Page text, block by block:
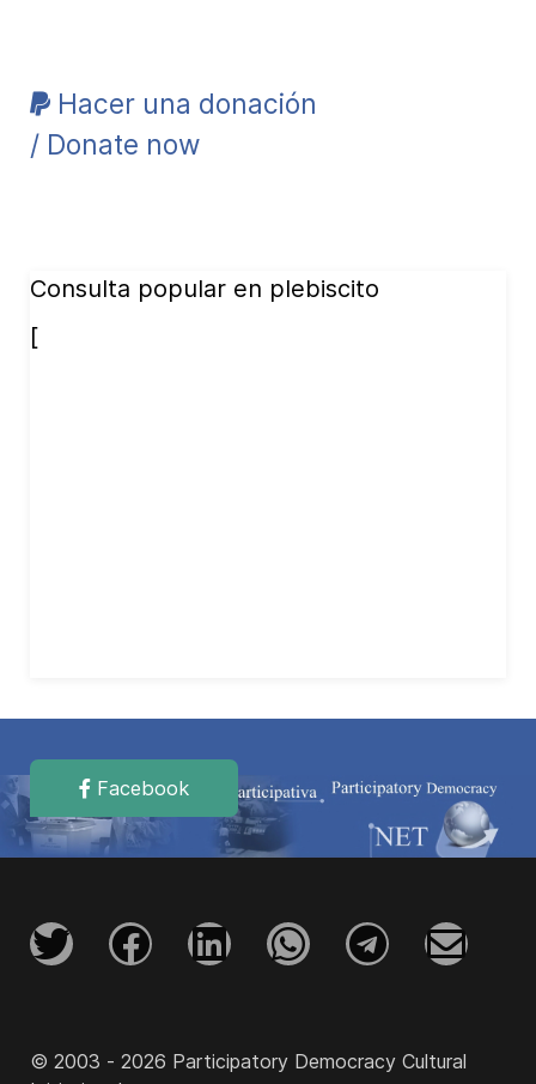
Hacer una donación
/ Donate now
Consulta popular en plebiscito
[
Facebook
© 2003 - 2026 Participatory Democracy Cultural